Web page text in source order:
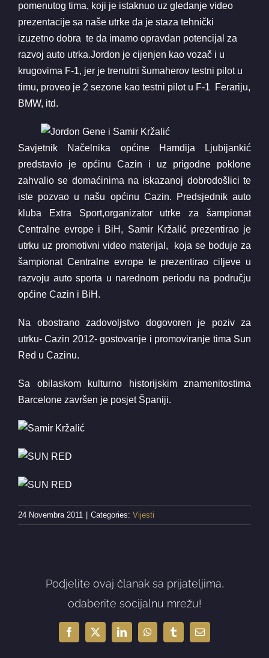
pomenutog tima, koji je istaknuo uz gledanje video
prezentacije sa naše utrke da je staza tehnički
izuzetno dobra te da imamo opravdan potencijal za
razvoj auto utrka.Jordon je cijenjen kao vozač i u
krugovima F-1, jer je trenutni šumaherov testni pilot u
timu, proveo je 2 sezone kao testni pilot u F-1 Ferariju,
BMW, itd.
Savjetnik Načelnika općine Hamdija Ljubijankić
predstavio je općinu Cazin i uz prigodne poklone
zahvalio se domaćinima na iskazanoj dobrodošlici te
iste pozvao u našu općinu Cazin. Predsjednik auto
kluba Extra Sport,organizator utrke za šampionat
Centralne evrope i BiH, Samir Kržalić prezentirao je
utrku uz promotivni video materijal, koja se boduje za
šampionat Centralne evrope te prezentirao ciljeve u
razvoju auto sporta u narednom periodu na području
općine Cazin i BiH.
Na obostrano zadovoljstvo dogovoren je poziv za
utrku- Cazin 2012- gostovanje i promoviranje tima Sun
Red u Cazinu.
Sa obilaskom kulturno historijskim znamenitostima
Barcelone završen je posjet Španiji.
24 Novembra 2011 Categories: Vijesti
Podjelite ovaj članak sa prijateljima,
odaberite socijalnu mrežu!
Facebook
X LinkedInWhatsAppTumblrEmail